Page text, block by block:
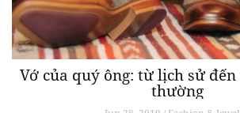
Vớ của quý ông: từ lịch sử
thường